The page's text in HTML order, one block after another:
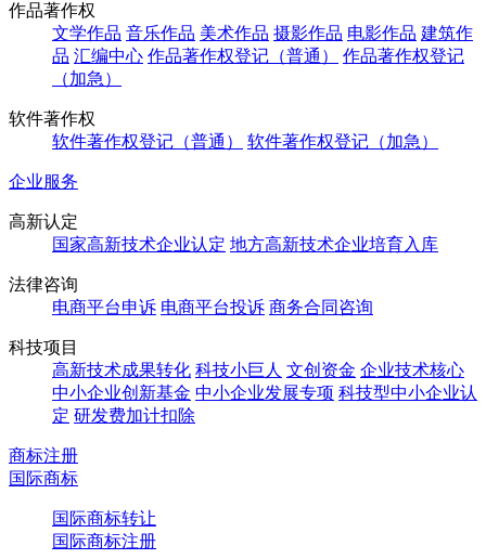
作品著作权
文学作品 音乐作品 美术作品 摄影作品 电影作品 建筑作
品 汇编中心 作品著作权登记（普通）
作品著作权登记
（加急）
软件著作权
软件著作权登记（普通）
软件著作权登记（加急）
企业服务
高新认定
国家高新技术企业认定 地方高新技术企业培育入库
法律咨询
电商平台申诉 电商平台投诉 商务合同咨询
科技项目
高新技术成果转化 科技小巨人 文创资金 企业技术核心
中小企业创新基金 中小企业发展专项 科技型中小企业认
定 研发费加计扣除
商标注册
国际商标
国际商标转让
国际商标注册